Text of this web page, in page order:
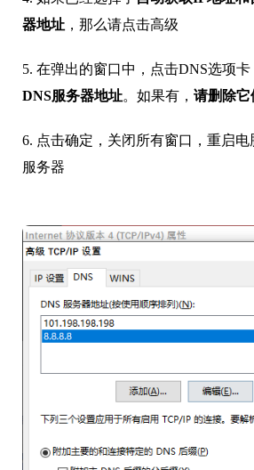
器地址 ，那么请点击高级
5. 在弹出的窗口中，点击DNS选项卡
DNS服务器地址。如果有， 请删除它
6. 点击确定，关闭所有窗口，重启
服务器